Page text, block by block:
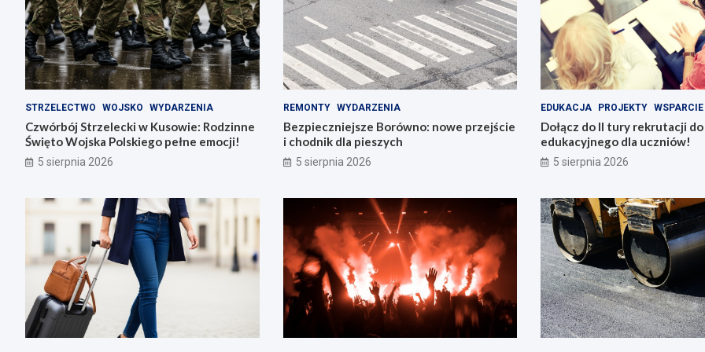
STRZELECTWO WOJSKO WYDARZENIA
Czwórbój Strzelecki w Kusowie: Rodzinne
Święto Wojska Polskiego pełne emocji!
5 sierpnia 2026
REMONTY WYDARZENIA
Bezpieczniejsze Borówno: nowe przejście
i chodnik dla pieszych
5 sierpnia 2026
EDUKACJA PROJEKTY WSPARCIE
Dołącz do II tury rekrutacji
edukacyjnego dla uczniów!
5 sierpnia 2026